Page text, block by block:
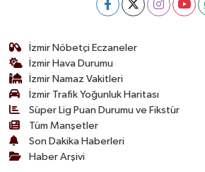
İzmir Nöbetçi Eczaneler
İzmir Hava Durumu
İzmir Namaz Vakitleri
İzmir Trafik Yoğunluk Haritası
Süper Lig Puan Durumu ve Fikstür
Tüm Manşetler
Son Dakika Haberleri
Haber Arşivi